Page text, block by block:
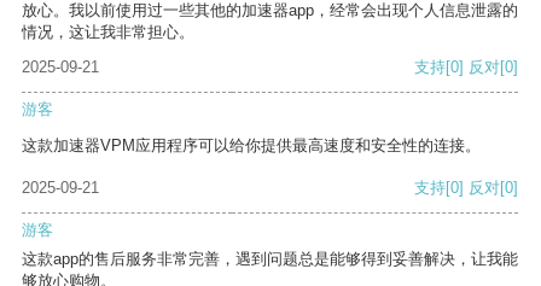
放心。我以前使用过一些其他的加速器app，经常会出现个人信息泄露的
情况，这让我非常担心。
2025-09-21
支持[0] 反对[0]
游客
这款加速器VPM应用程序可以给你提供最高速度和安全性的连接。
2025-09-21 支持[0] 反对[0]
游客
这款app的售后服务非常完善，遇到问题总是能够得到妥善解决，让我能
够放心购物。